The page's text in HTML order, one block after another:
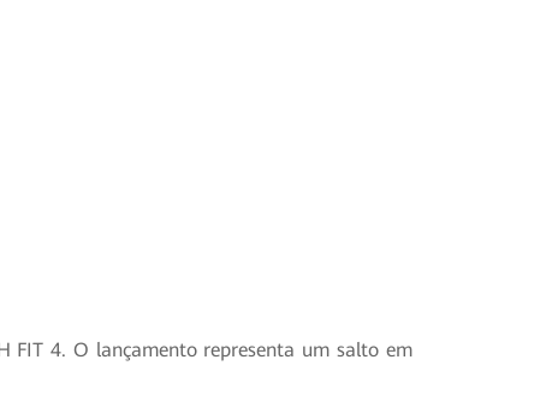
FIT 4. O lançamento representa um salto em